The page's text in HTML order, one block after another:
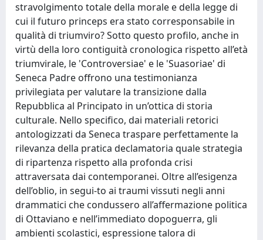
stravolgimento totale della morale e della legge di
cui il futuro princeps era stato corresponsabile in
qualità di triumviro? Sotto questo profilo, anche in
virtù della loro contiguità cronologica rispetto all’età
triumvirale, le 'Controversiae' e le 'Suasoriae' di
Seneca Padre offrono una testimonianza
privilegiata per valutare la transizione dalla
Repubblica al Principato in un’ottica di storia
culturale. Nello specifico, dai materiali retorici
antologizzati da Seneca traspare perfettamente la
rilevanza della pratica declamatoria quale strategia
di ripartenza rispetto alla profonda crisi
attraversata dai contemporanei. Oltre all’esigenza
dell’oblio, in segui-to ai traumi vissuti negli anni
drammatici che condussero all’affermazione politica
di Ottaviano e nell’immediato dopoguerra, gli
ambienti scolastici, espressione talora di